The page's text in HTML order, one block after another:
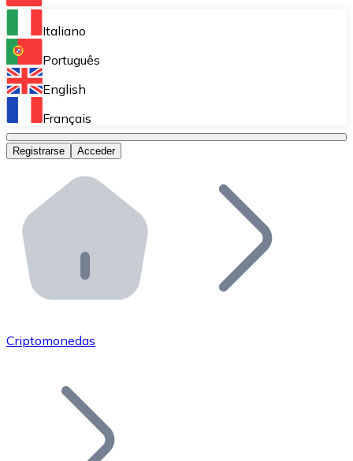
Bitnovo Ramp
Integra nuestra solución en tu plataforma.
Bitnovo Giftcards
Bitnovo OTC
Bitnovo ATM
Integra un ATM Bitnovo en tu negocio y permite que
Bitnovo API
Integra nuestra API en tu ecosistema.
Únete a nuestra red de distribuidores.
Añade tu proyecto a nuestro ecosistema.
Italiano
Português
English
Français
Registrarse Acceder
Criptomonedas